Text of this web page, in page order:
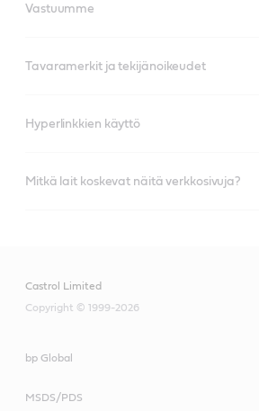
Vastuumme
Tavaramerkit ja tekijänoikeudet
Hyperlinkkien käyttö
Mitkä lait koskevat näitä verkkosivuja?
Castrol Limited
Copyright © 1999-2026
bp Global
MSDS/PDS